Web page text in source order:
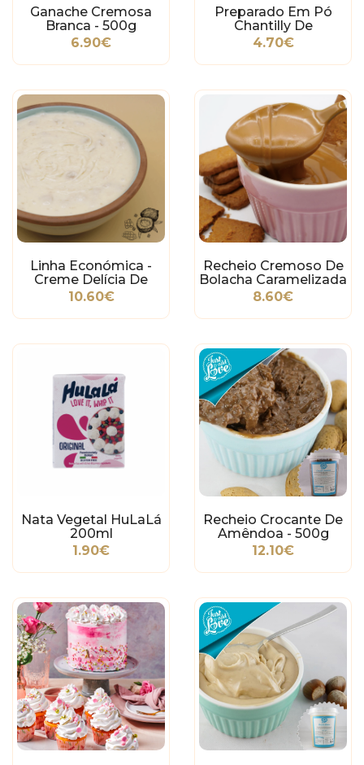
Ganache Cremosa
Branca - 500g
6.90€
Preparado Em Pó
Chantilly De
Chocolate - 250g
4.70€
Linha Económica -
Creme Delícia De
Coco - 500g
10.60€
Recheio Cremoso De
Bolacha Caramelizada
(Speculoos) - 500g
8.60€
Nata Vegetal HuLaLá
200ml
1.90€
Recheio Crocante De
Amêndoa - 500g
12.10€